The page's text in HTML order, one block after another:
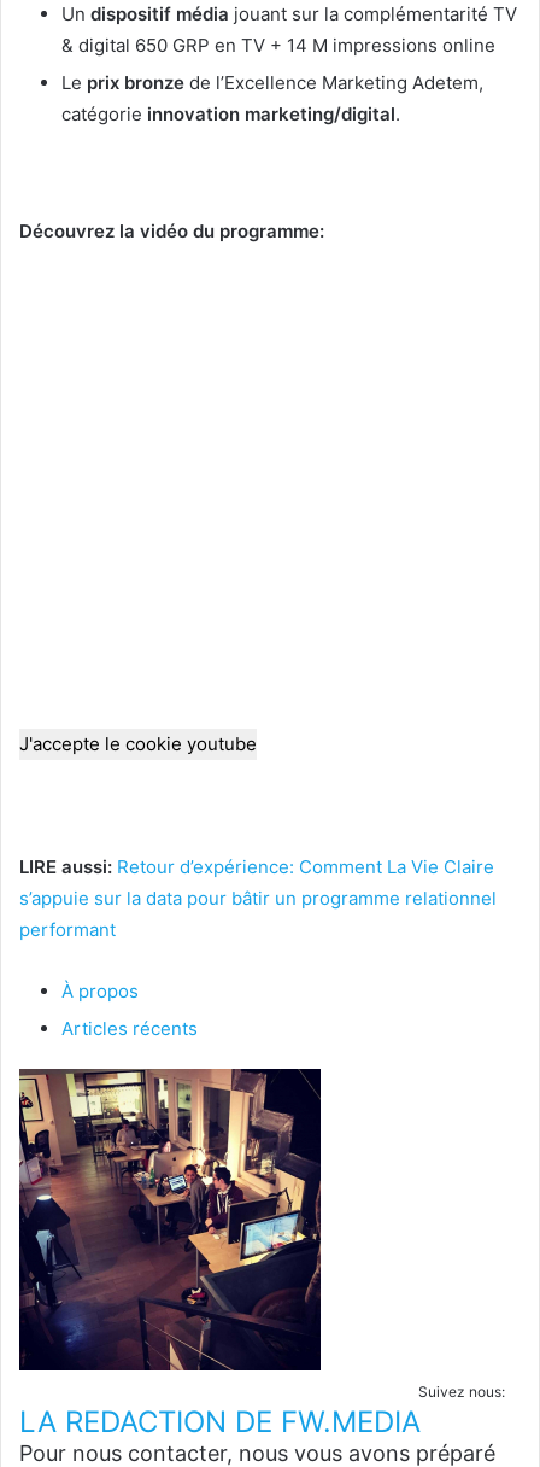
Un dispositif média jouant sur la complémentarité TV
& digital 650 GRP en TV + 14 M impressions online
Le prix bronze de l’Excellence Marketing Adetem,
catégorie innovation marketing/digital.
Découvrez la vidéo du programme:
J'accepte le cookie youtube
LIRE aussi: Retour d’expérience: Comment La Vie Claire
s’appuie sur la data pour bâtir un programme relationnel
performant
À propos
Articles récents
Suivez nous:
LA REDACTION DE FW.MEDIA
Pour nous contacter, nous vous avons préparé